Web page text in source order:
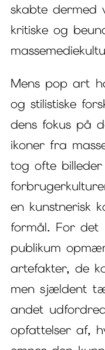
skabte
kritiske og
Mens pop art
og stilistiske
dens fokus på
ikoner fra
tog ofte
en kunstnerisk
formål. For det
publikum
artefakter, de
men sjældent
andet
opfattelser af,